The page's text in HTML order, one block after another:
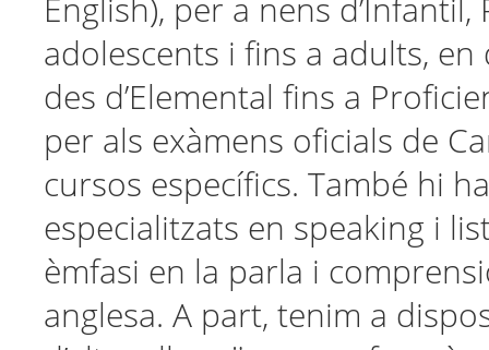
English), per a nens d’Infantil,
adolescents i fins a adults, en
des d’Elemental fins a
per als exàmens oficials de
cursos específics. També hi
especialitzats en speaking i
èmfasi en la parla i
anglesa. A part, tenim a